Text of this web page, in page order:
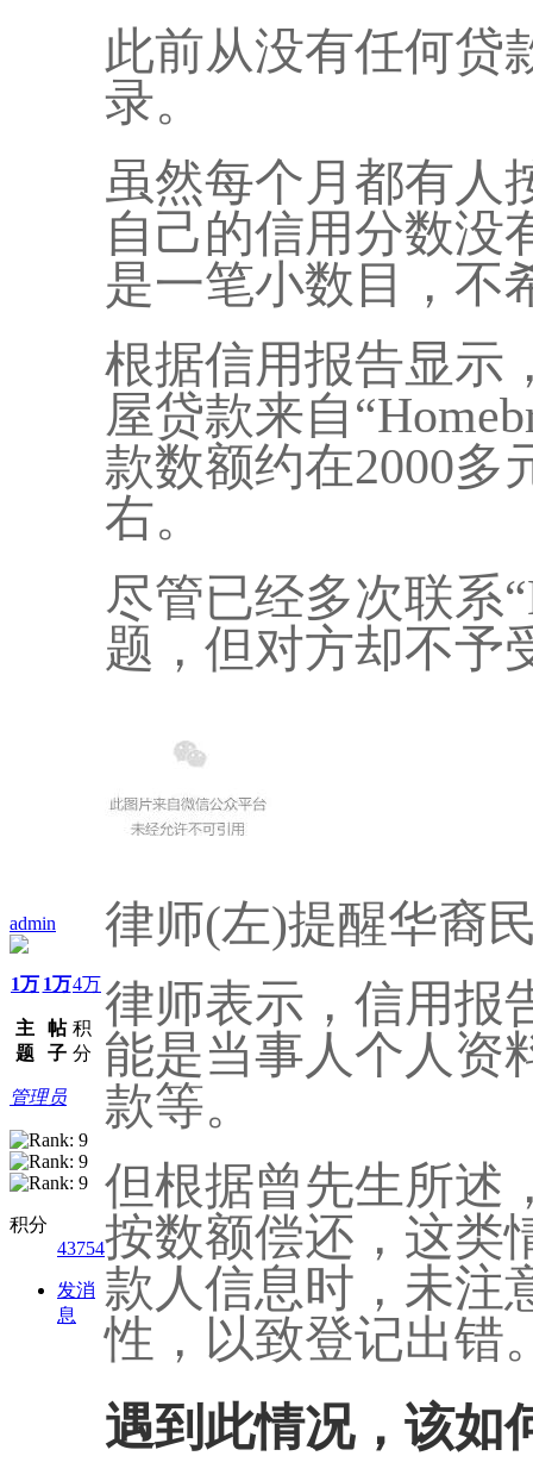
admin
1万
主
题
1万
帖
子
4万
积
分
管理员
积分
43754
发消
息
此前从没有任何贷
录。
虽然每个月都有人
自己的信用分数没
是一笔小数目，不
根据信用报告显示
屋贷款来自
款数额约在2000多
右。
尽管已经多次联系
题，但对方却不予
律师(左)提醒华裔
律师表示，信用报
能是当事人个人资
款等。
但根据曾先生所述
按数额偿还，这类
款人信息时，未注
性，以致登记出错
遇到此情况，该如